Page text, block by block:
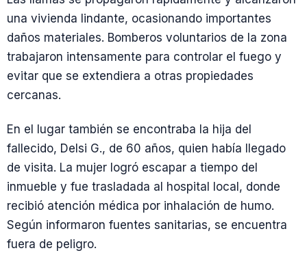
una vivienda lindante, ocasionando importantes
daños materiales. Bomberos voluntarios de la zona
trabajaron intensamente para controlar el fuego y
evitar que se extendiera a otras propiedades
cercanas.
En el lugar también se encontraba la hija del
fallecido, Delsi G., de 60 años, quien había llegado
de visita. La mujer logró escapar a tiempo del
inmueble y fue trasladada al hospital local, donde
recibió atención médica por inhalación de humo.
Según informaron fuentes sanitarias, se encuentra
fuera de peligro.